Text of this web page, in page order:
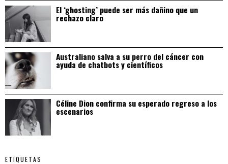
El ‘ghosting’ puede ser más dañino que un
rechazo claro
Australiano salva a su perro del cáncer con
ayuda de chatbots y científicos
Céline Dion confirma su esperado regreso a los
escenarios
ETIQUETAS